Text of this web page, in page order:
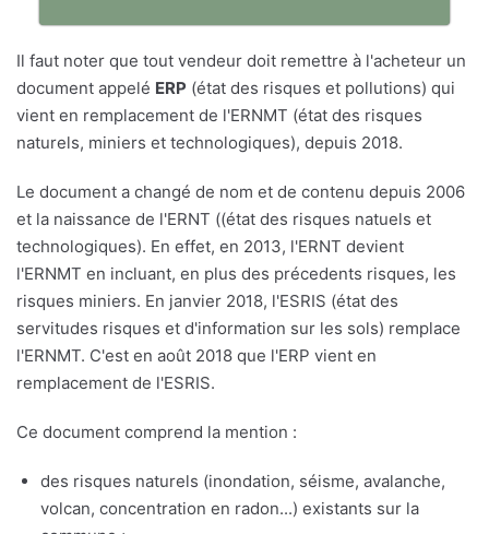
Il faut noter que tout vendeur doit remettre à l'acheteur un
document appelé ERP (état des risques et pollutions) qui
vient en remplacement de l'ERNMT (état des risques
naturels, miniers et technologiques), depuis 2018.
Le document a changé de nom et de contenu depuis 2006
et la naissance de l'ERNT ((état des risques natuels et
technologiques). En effet, en 2013, l'ERNT devient
l'ERNMT en incluant, en plus des précedents risques, les
risques miniers. En janvier 2018, l'ESRIS (état des
servitudes risques et d'information sur les sols) remplace
l'ERNMT. C'est en août 2018 que l'ERP vient en
remplacement de l'ESRIS.
Ce document comprend la mention :
des risques naturels (inondation, séisme, avalanche,
volcan, concentration en radon...) existants sur la